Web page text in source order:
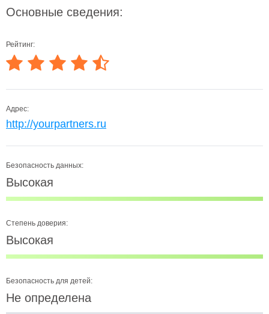
Основные сведения:
Рейтинг:
Адрес:
http://yourpartners.ru
Безопасность данных:
Высокая
Степень доверия:
Высокая
Безопасность для детей:
Не определена